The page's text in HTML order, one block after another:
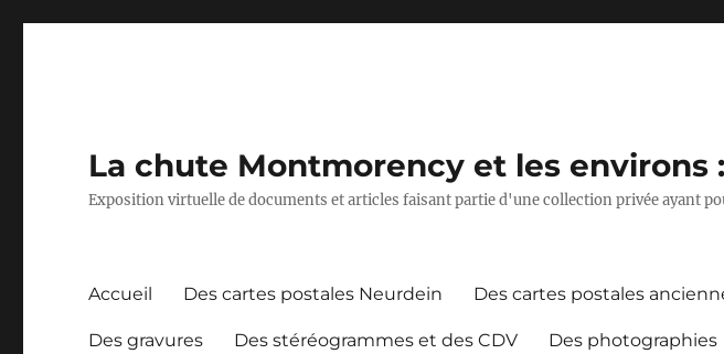
La chute Montmorency et les
Exposition virtuelle de documents et articles faisant partie d'une collection privée ayant
Accueil Des cartes postales Neurdein Des cartes postales
Des gravures Des stéréogrammes et des CDV Des photographies